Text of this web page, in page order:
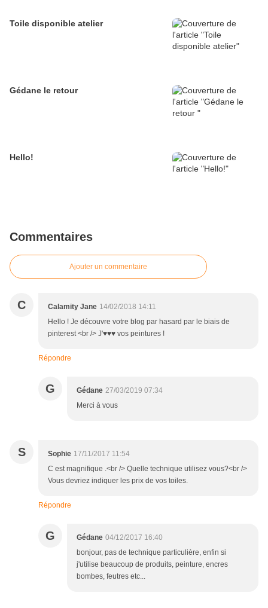
Toile disponible atelier
Gédane le retour
Hello!
Commentaires
Ajouter un commentaire
C Calamity Jane 14/02/2018 14:11
Hello ! Je découvre votre blog par hasard par le biais de
pinterest <br /> J'♥♥♥ vos peintures !
Répondre
G Gédane 27/03/2019 07:34
Merci à vous
S Sophie 17/11/2017 11:54
C est magnifique .<br /> Quelle technique utilisez vous?<br />
Vous devriez indiquer les prix de vos toiles.
Répondre
G Gédane 04/12/2017 16:40
bonjour, pas de technique particulière, enfin si
j'utilise beaucoup de produits, peinture, encres
bombes, feutres etc...